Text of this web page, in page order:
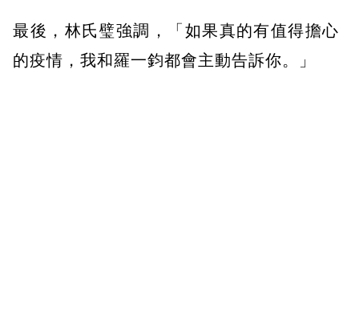
最後，林氏璧強調，「如果真的有值得擔心
的疫情，我和羅一鈞都會主動告訴你。」